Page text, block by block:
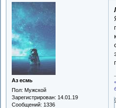
Аз есмь
Пол: Мужской
Зарегистрирован: 14.01.19
Сообщений: 1336